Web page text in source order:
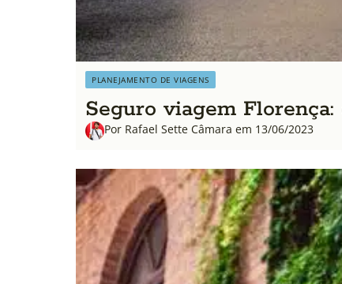
PLANEJAMENTO DE VIAGENS
Seguro viagem
Por Rafael Sette Câmara em 13/06/2023